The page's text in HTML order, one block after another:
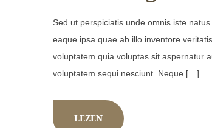
Sed ut perspiciatis unde omnis iste
eaque ipsa quae ab illo inventore
voluptatem quia voluptas sit aspernatur
voluptatem sequi nesciunt. Neque […]
LEZEN